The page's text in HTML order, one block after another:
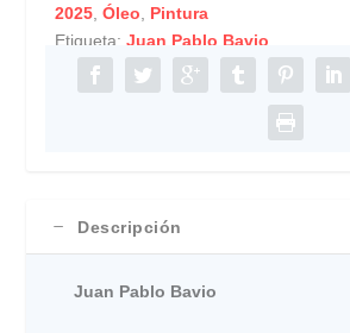
2025,Óleo, Pintura
Etiqueta:Juan Pablo Bavio
Descripción
Juan Pablo Bavio